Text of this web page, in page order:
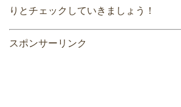
りとチェックしていきましょう！
スポンサーリンク